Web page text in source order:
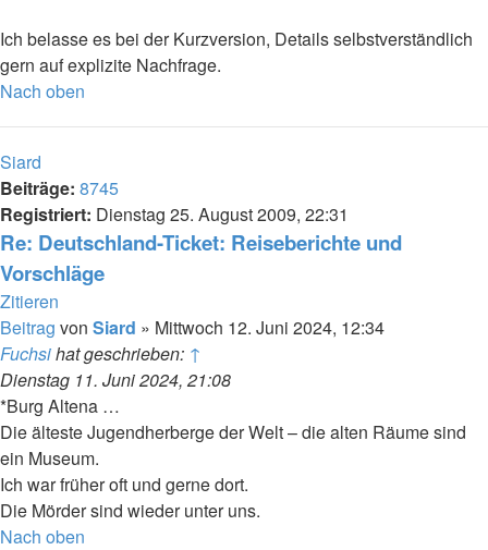
Ich belasse es bei der Kurzversion, Details selbstverständlich
gern auf explizite Nachfrage.
Nach oben
Siard
Beiträge: 8745
Registriert: Dienstag 25. August 2009, 22:31
Re: Deutschland-Ticket: Reiseberichte und
Vorschläge
Zitieren
Beitrag von Siard » Mittwoch 12. Juni 2024, 12:34
Fuchsihat geschrieben: ↑
Dienstag 11. Juni 2024, 21:08
*Burg Altena …
Die älteste Jugendherberge der Welt – die alten Räume sind
ein Museum.
Ich war früher oft und gerne dort.
Die Mörder sind wieder unter uns.
Nach oben